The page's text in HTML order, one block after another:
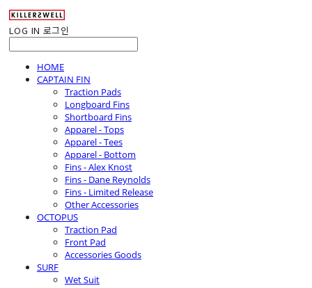
LOG IN 로그인
HOME
CAPTAIN FIN
Traction Pads
Longboard Fins
Shortboard Fins
Apparel - Tops
Apparel - Tees
Apparel - Bottom
Fins - Alex Knost
Fins - Dane Reynolds
Fins - Limited Release
Other Accessories
OCTOPUS
Traction Pad
Front Pad
Accessories Goods
SURF
Wet Suit